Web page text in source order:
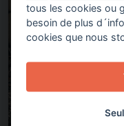
tous les cookies ou
besoin de plus
cookies que nous